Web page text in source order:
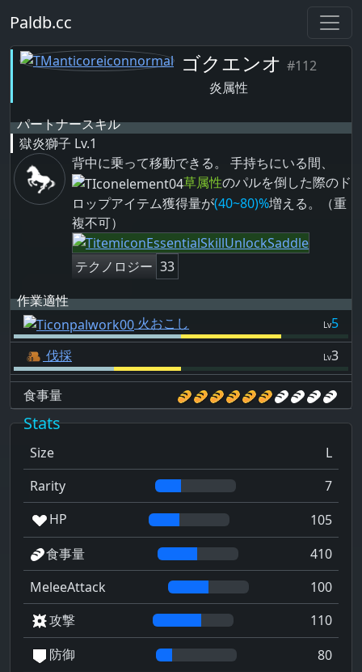
Paldb.cc
ゴクエンオ #112
炎属性
パートナースキル
獄炎獅子 Lv.1
背中に乗って移動できる。 手持ちにいる間、
草属性のパルを倒した際のド
ロップアイテム獲得量が(40~80)%増える。（重
複不可）
テクノロジー 33
作業適性
火おこし
Lv5
伐採
Lv3
食事量
Stats
Size
L
Rarity
7
HP
105
食事量
410
MeleeAttack
100
攻撃
110
防御
80